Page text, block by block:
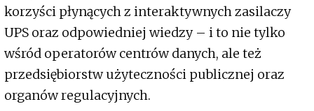
korzyści płynących z interaktywnych zasilaczy
UPS oraz odpowiedniej wiedzy – i to nie tylko
wśród operatorów centrów danych, ale też
przedsiębiorstw użyteczności publicznej oraz
organów regulacyjnych.